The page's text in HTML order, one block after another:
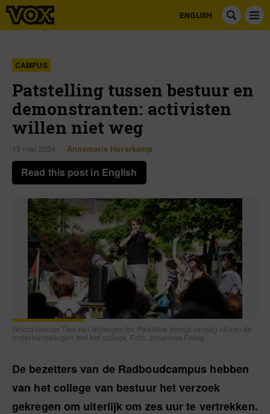
ENGLISH
CAMPUS
Patstelling tussen bestuur en
demonstranten: activisten
willen niet weg
13 mei 2024 Annemarie Haverkamp
Read this post in English
Woordvoerder Ties van Nijmegen for Palestine brengt verslag uit van de
onderhandelingen met het college. Foto: Johannes Fiebig
De bezetters van de Radboudcampus hebben
van het college van bestuur het verzoek
gekregen om uiterlijk om zes uur te vertrekken.